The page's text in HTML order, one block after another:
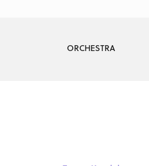
ORCHESTRA